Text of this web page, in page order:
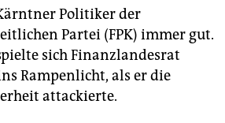
Politiker der
Partei (FPK) immer gut.
sich Finanzlandesrat
Rampenlicht, als er die
attackierte.